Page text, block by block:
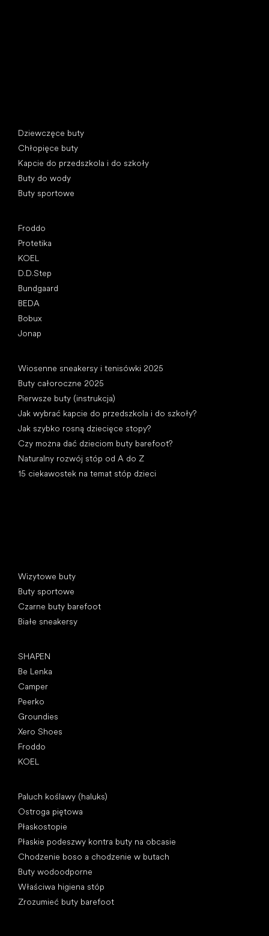
Dziewczęce buty
Chłopięce buty
Kapcie do przedszkola i do szkoły
Buty do wody
Buty sportowe
Froddo
Protetika
KOEL
D.D.Step
Bundgaard
BEDA
Bobux
Jonap
Wiosenne sneakersy i tenisówki 2025
Buty całoroczne 2025
Pierwsze buty (instrukcja)
Jak wybrać kapcie do przedszkola i do szkoły?
Jak szybko rosną dziecięce stopy?
Czy można dać dzieciom buty barefoot?
Naturalny rozwój stóp od A do Z
15 ciekawostek na temat stóp dzieci
Wizytowe buty
Buty sportowe
Czarne buty barefoot
Białe sneakersy
SHAPEN
Be Lenka
Camper
Peerko
Groundies
Xero Shoes
Froddo
KOEL
Paluch koślawy (haluks)
Ostroga piętowa
Płaskostopie
Płaskie podeszwy kontra buty na obcasie
Chodzenie boso a chodzenie w butach
Buty wodoodporne
Właściwa higiena stóp
Zrozumieć buty barefoot